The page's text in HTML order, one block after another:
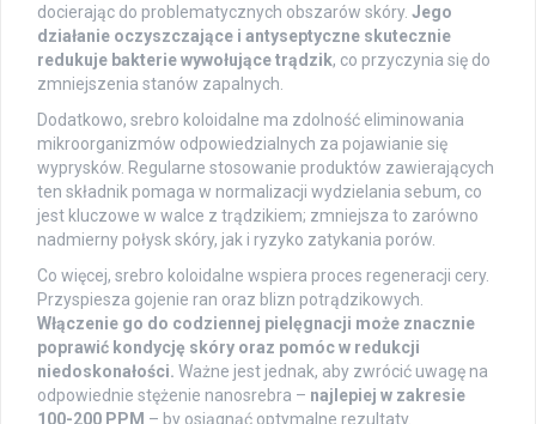
docierając do problematycznych obszarów skóry. Jego
działanie oczyszczające i antyseptyczne skutecznie
redukuje bakterie wywołujące trądzik, co przyczynia się do
zmniejszenia stanów zapalnych.
Dodatkowo, srebro koloidalne ma zdolność eliminowania
mikroorganizmów odpowiedzialnych za pojawianie się
wyprysków. Regularne stosowanie produktów zawierających
ten składnik pomaga w normalizacji wydzielania sebum, co
jest kluczowe w walce z trądzikiem; zmniejsza to zarówno
nadmierny połysk skóry, jak i ryzyko zatykania porów.
Co więcej, srebro koloidalne wspiera proces regeneracji cery.
Przyspiesza gojenie ran oraz blizn potrądzikowych.
Włączenie go do codziennej pielęgnacji może znacznie
poprawić kondycję skóry oraz pomóc w redukcji
niedoskonałości. Ważne jest jednak, aby zwrócić uwagę na
odpowiednie stężenie nanosrebra – najlepiej w zakresie
100-200 PPM – by osiągnąć optymalne rezultaty.